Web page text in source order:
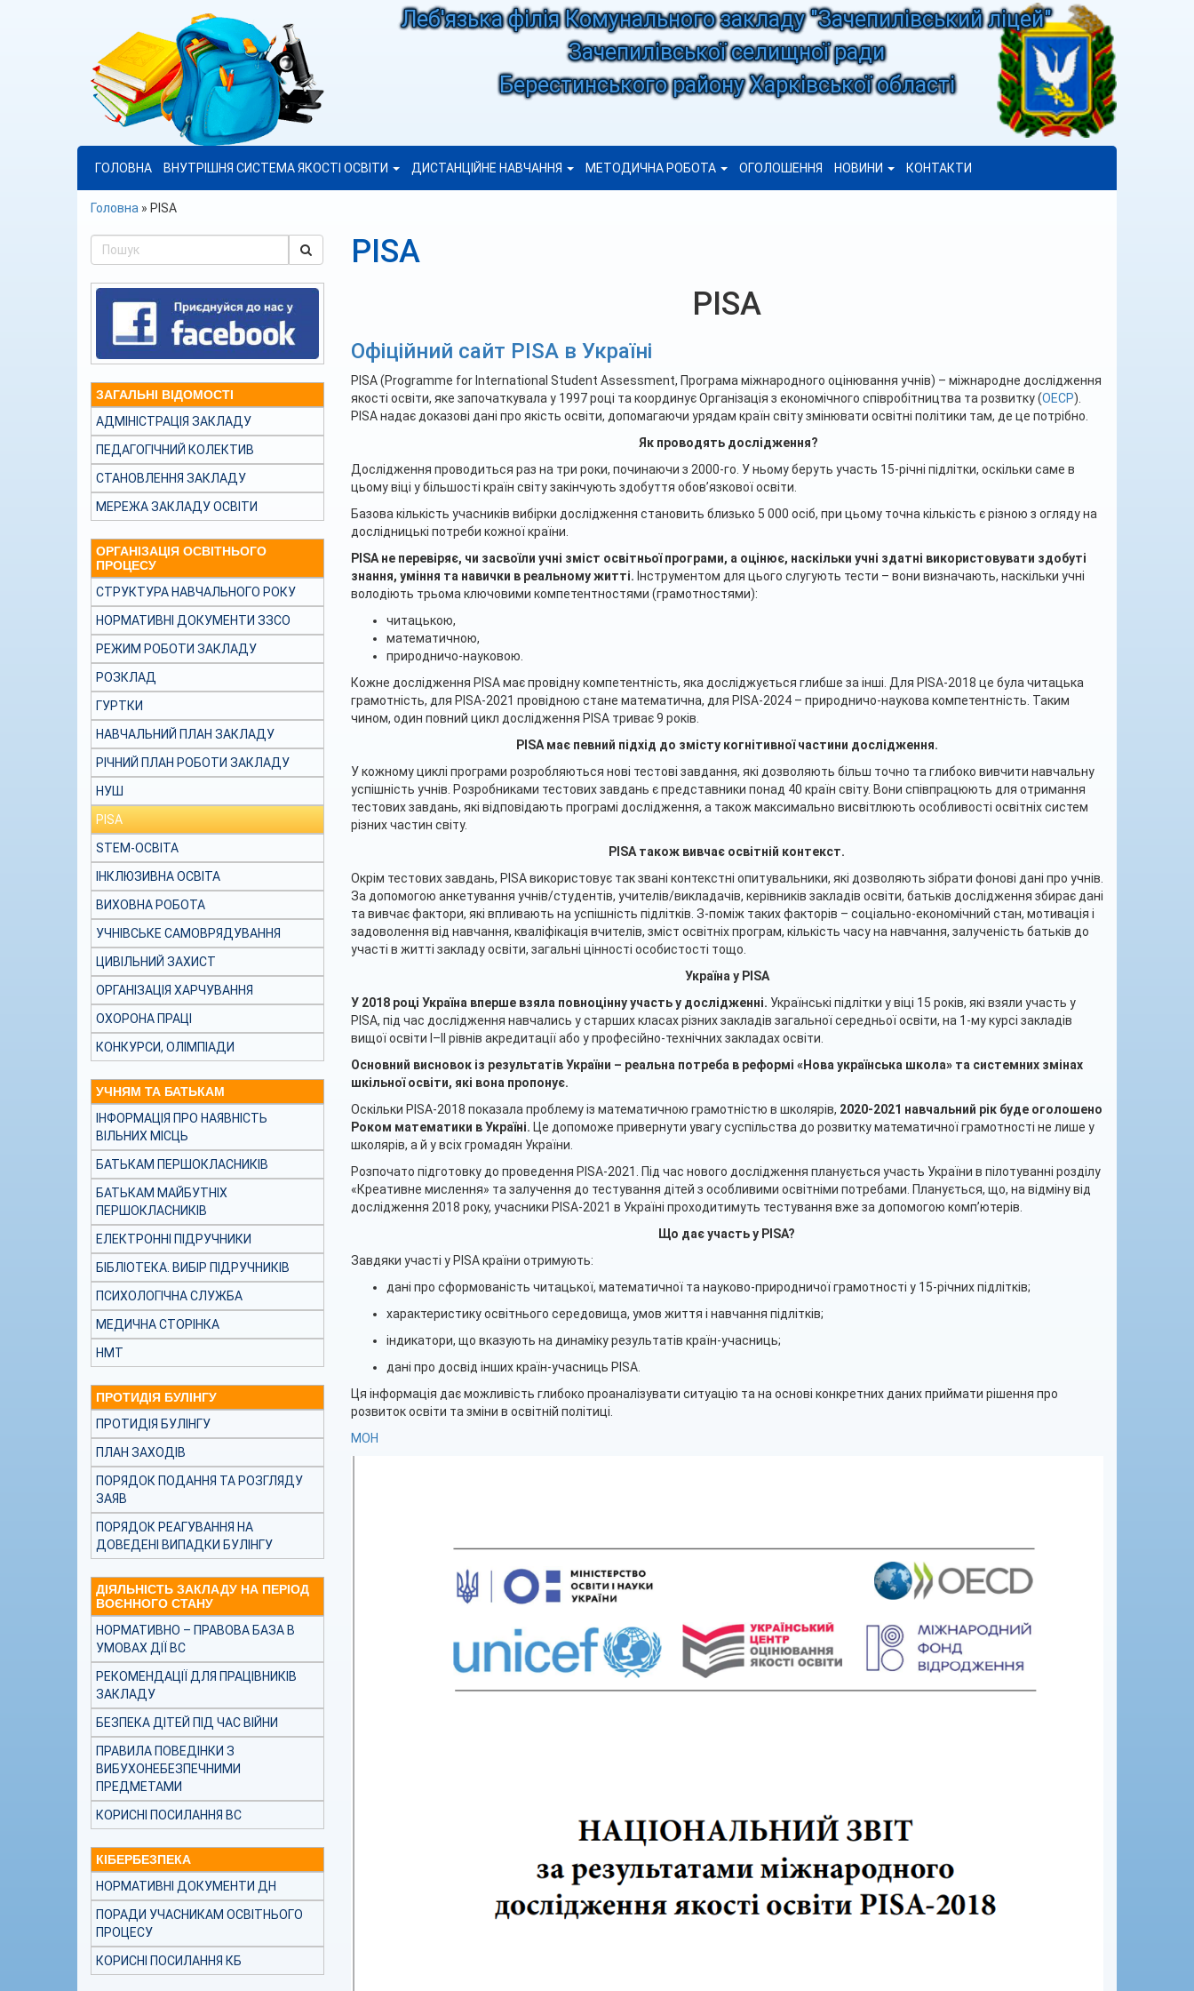
Леб'язька філія Комунального закладу "Зачепилівський ліцей"
Зачепилівської селищної ради
Берестинського району Харківської області
ГОЛОВНА ВНУТРІШНЯ СИСТЕМА ЯКОСТІ ОСВІТИ ДИСТАНЦІЙНЕ НАВЧАННЯ МЕТОДИЧНА РОБОТА ОГОЛОШЕННЯ НОВИНИ КОНТАКТИ
Головна » PISA
ЗАГАЛЬНІ ВІДОМОСТІ
АДМІНІСТРАЦІЯ ЗАКЛАДУ
ПЕДАГОГІЧНИЙ КОЛЕКТИВ
СТАНОВЛЕННЯ ЗАКЛАДУ
МЕРЕЖА ЗАКЛАДУ ОСВІТИ
ОРГАНІЗАЦІЯ ОСВІТНЬОГО
ПРОЦЕСУ
СТРУКТУРА НАВЧАЛЬНОГО РОКУ
НОРМАТИВНІ ДОКУМЕНТИ ЗЗСО
РЕЖИМ РОБОТИ ЗАКЛАДУ
РОЗКЛАД
ГУРТКИ
НАВЧАЛЬНИЙ ПЛАН ЗАКЛАДУ
РІЧНИЙ ПЛАН РОБОТИ ЗАКЛАДУ
НУШ
PISA
STEM-ОСВІТА
ІНКЛЮЗИВНА ОСВІТА
ВИХОВНА РОБОТА
УЧНІВСЬКЕ САМОВРЯДУВАННЯ
ЦИВІЛЬНИЙ ЗАХИСТ
ОРГАНІЗАЦІЯ ХАРЧУВАННЯ
ОХОРОНА ПРАЦІ
КОНКУРСИ, ОЛІМПІАДИ
УЧНЯМ ТА БАТЬКАМ
ІНФОРМАЦІЯ ПРО НАЯВНІСТЬ
ВІЛЬНИХ МІСЦЬ
БАТЬКАМ ПЕРШОКЛАСНИКІВ
БАТЬКАМ МАЙБУТНІХ
ПЕРШОКЛАСНИКІВ
ЕЛЕКТРОННІ ПІДРУЧНИКИ
БІБЛІОТЕКА. ВИБІР ПІДРУЧНИКІВ
ПСИХОЛОГІЧНА СЛУЖБА
МЕДИЧНА СТОРІНКА
НМТ
ПРОТИДІЯ БУЛІНГУ
ПРОТИДІЯ БУЛІНГУ
ПЛАН ЗАХОДІВ
ПОРЯДОК ПОДАННЯ ТА РОЗГЛЯДУ
ЗАЯВ
ПОРЯДОК РЕАГУВАННЯ НА
ДОВЕДЕНІ ВИПАДКИ БУЛІНГУ
ДІЯЛЬНІСТЬ ЗАКЛАДУ НА ПЕРІОД
ВОЄННОГО СТАНУ
НОРМАТИВНО – ПРАВОВА БАЗА В
УМОВАХ ДІЇ ВС
РЕКОМЕНДАЦІЇ ДЛЯ ПРАЦІВНИКІВ
ЗАКЛАДУ
БЕЗПЕКА ДІТЕЙ ПІД ЧАС ВІЙНИ
ПРАВИЛА ПОВЕДІНКИ З
ВИБУХОНЕБЕЗПЕЧНИМИ
ПРЕДМЕТАМИ
КОРИСНІ ПОСИЛАННЯ ВС
КІБЕРБЕЗПЕКА
НОРМАТИВНІ ДОКУМЕНТИ ДН
ПОРАДИ УЧАСНИКАМ ОСВІТНЬОГО
ПРОЦЕСУ
КОРИСНІ ПОСИЛАННЯ КБ
PISA
PISA
Офіційний сайт PISA в Україні
PISA (Programme for International Student Assessment, Програма міжнародного оцінювання учнів) – міжнародне дослідження
якості освіти, яке започаткувала у 1997 році та координує Організація з економічного співробітництва та розвитку (OECР).
PISA надає доказові дані про якість освіти, допомагаючи урядам країн світу змінювати освітні політики там, де це потрібно.
Як проводять дослідження?
Дослідження проводиться раз на три роки, починаючи з 2000-го. У ньому беруть участь 15-річні підлітки, оскільки саме в
цьому віці у більшості країн світу закінчують здобуття обов’язкової освіти.
Базова кількість учасників вибірки дослідження становить близько 5 000 осіб, при цьому точна кількість є різною з огляду на
дослідницькі потреби кожної країни.
PISA не перевіряє, чи засвоїли учні зміст освітньої програми, а оцінює, наскільки учні здатні використовувати здобуті
знання, уміння та навички в реальному житті. Інструментом для цього слугують тести – вони визначають, наскільки учні
володіють трьома ключовими компетентностями (грамотностями):
читацькою,
математичною,
природничо-науковою.
Кожне дослідження PISA має провідну компетентність, яка досліджується глибше за інші. Для PISA-2018 це була читацька
грамотність, для PISA-2021 провідною стане математична, для PISA-2024 – природничо-наукова компетентність. Таким
чином, один повний цикл дослідження PISA триває 9 років.
PISA має певний підхід до змісту когнітивної частини дослідження.
У кожному циклі програми розробляються нові тестові завдання, які дозволяють більш точно та глибоко вивчити навчальну
успішність учнів. Розробниками тестових завдань є представники понад 40 країн світу. Вони співпрацюють для отримання
тестових завдань, які відповідають програмі дослідження, а також максимально висвітлюють особливості освітніх систем
різних частин світу.
PISA також вивчає освітній контекст.
Окрім тестових завдань, PISA використовує так звані контекстні опитувальники, які дозволяють зібрати фонові дані про учнів.
За допомогою анкетування учнів/студентів, учителів/викладачів, керівників закладів освіти, батьків дослідження збирає дані
та вивчає фактори, які впливають на успішність підлітків. З-поміж таких факторів – соціально-економічний стан, мотивація і
задоволення від навчання, кваліфікація вчителів, зміст освітніх програм, кількість часу на навчання, залученість батьків до
участі в житті закладу освіти, загальні цінності особистості тощо.
Україна у PISA
У 2018 році Україна вперше взяла повноцінну участь у дослідженні. Українські підлітки у віці 15 років, які взяли участь у
PISA, під час дослідження навчались у старших класах різних закладів загальної середньої освіти, на 1-му курсі закладів
вищої освіти І–ІІ рівнів акредитації або у професійно-технічних закладах освіти.
Основний висновок із результатів України – реальна потреба в реформі «Нова українська школа» та системних змінах
шкільної освіти, які вона пропонує.
Оскільки PISA-2018 показала проблему із математичною грамотністю в школярів, 2020-2021 навчальний рік буде оголошено
Роком математики в Україні. Це допоможе привернути увагу суспільства до розвитку математичної грамотності не лише у
школярів, а й у всіх громадян України.
Розпочато підготовку до проведення PISA-2021. Під час нового дослідження планується участь України в пілотуванні розділу
«Креативне мислення» та залучення до тестування дітей з особливими освітніми потребами. Планується, що, на відміну від
дослідження 2018 року, учасники PISA-2021 в Україні проходитимуть тестування вже за допомогою комп’ютерів.
Що дає участь у PISA?
Завдяки участі у PISA країни отримують:
дані про сформованість читацької, математичної та науково-природничої грамотності у 15-річних підлітків;
характеристику освітнього середовища, умов життя і навчання підлітків;
індикатори, що вказують на динаміку результатів країн-учасниць;
дані про досвід інших країн-учасниць PISA.
Ця інформація дає можливість глибоко проаналізувати ситуацію та на основі конкретних даних приймати рішення про
розвиток освіти та зміни в освітній політиці.
МОН